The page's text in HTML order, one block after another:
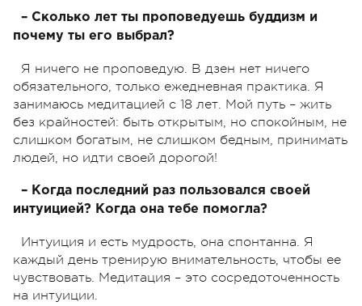
– Сколько лет ты проповедуешь буддизм и
почему ты его выбрал?
Я ничего не проповедую. В дзен нет ничего
обязательного, только ежедневная практика. Я
занимаюсь медитацией с 18 лет. Мой путь – жить
без крайностей: быть открытым, но спокойным, не
слишком богатым, не слишком бедным, принимать
людей, но идти своей дорогой!
– Когда последний раз пользовался своей
интуицией? Когда она тебе помогла?
Интуиция и есть мудрость, она спонтанна. Я
каждый день тренирую внимательность, чтобы ее
чувствовать. Медитация – это сосредоточенность
на интуиции.